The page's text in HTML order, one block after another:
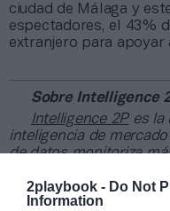
2playbook - Do Not
Information
ciudad de Málaga y
espectadores, el 43%
extranjero para apoyar
Sobre Intelligence
Intelligence 2Pes la
inteligencia de
de datos monitoriza
patrocinio en el
internacionales. Si
en activaciones puedes